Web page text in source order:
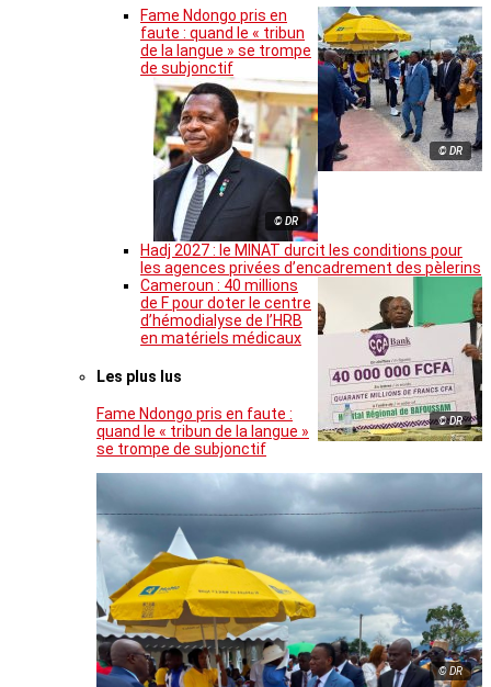
© DR
Fame Ndongo pris en
faute : quand le « tribun
de la langue » se trompe
de subjonctif
© DR
Hadj 2027 : le MINAT durcit les conditions pour
les agences privées d’encadrement des pèlerins
© DR
Cameroun : 40 millions
de F pour doter le centre
d’hémodialyse de l’HRB
en matériels médicaux
Les plus lus
Fame Ndongo pris en faute :
quand le « tribun de la langue »
se trompe de subjonctif
© DR